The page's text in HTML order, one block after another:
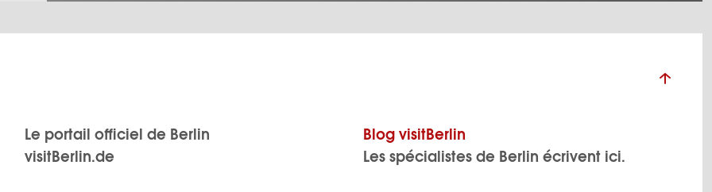
Le portail officiel de Berlin
visitBerlin.de
Blog visitBerlin
Les spécialistes de Berlin écrivent ici.